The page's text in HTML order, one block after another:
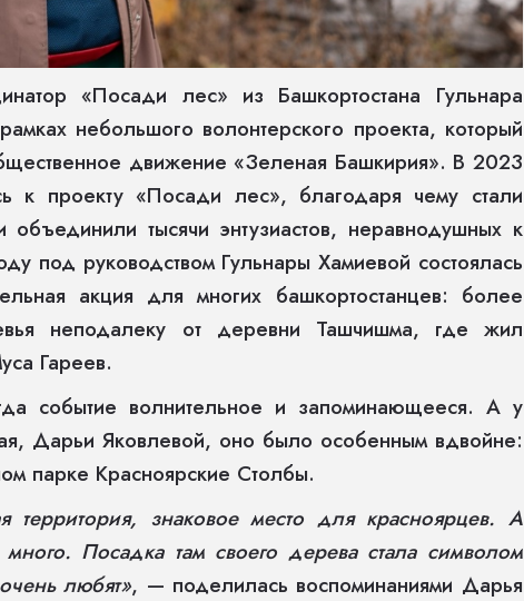
«Посади лес» из Башкортостана Гульнара
небольшого волонтерского проекта, который
движение «Зеленая Башкирия». В 2023
к проекту «Посади лес», благодаря чему стали
объединили тысячи энтузиастов, неравнодушных к
под руководством Гульнары Хамиевой состоялась
акция для многих башкортостанцев: более
неподалеку от деревни Ташчишма, где жил
Гареев.
событие волнительное и запоминающееся. А у
Дарьи Яковлевой, оно было особенным вдвойне:
парке Красноярские Столбы.
территория, знаковое место для красноярцев. А
Посадка там своего дерева стала символом
любят», — поделилась воспоминаниями Дарья